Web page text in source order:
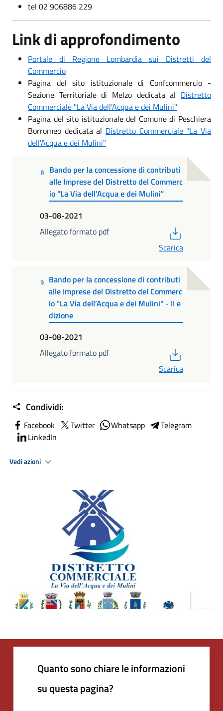
tel 02 906886 229
Link di approfondimento
Portale di Regione Lombardia sui Distretti del
Commercio
Pagina del sito istituzionale di Confcommercio -
Sezione Territoriale di Melzo dedicata al Distretto
Commerciale "La Via dell'Acqua e dei Mulini"
Pagina del sito istituzionale del Comune di Peschiera
Borromeo dedicata al Distretto Commerciale "La Via
dell'Acqua e dei Mulini"
Bando per la concessione di contributi
alle Imprese del Distretto del Commerc
io "La Via dell’Acqua e dei Mulini"
03-08-2021
Allegato formato pdf
Scarica
Bando per la concessione di contributi
alle Imprese del Distretto del Commerc
io "La Via dell’Acqua e dei Mulini" - II e
dizione
03-08-2021
Allegato formato pdf
Scarica
Condividi:
Facebook Twitter Whatsapp
Telegram
LinkedIn
Vedi azioni
Quanto sono chiare le informazioni
su questa pagina?